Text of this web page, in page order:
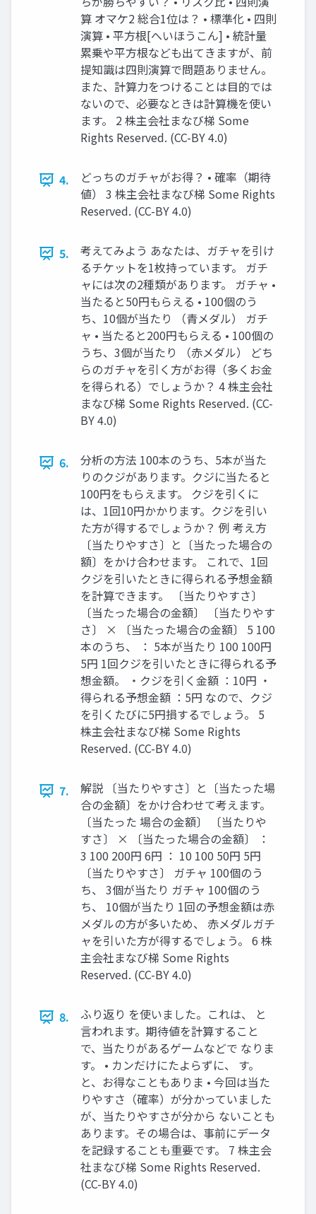
算 オマケ2 総合1位は？ • 標準化 • 四則
演算 • 平方根[へいほうこん] • 統計量
累乗や平方根なども出てきますが、前
提知識は四則演算で問題ありません。
また、計算力をつけることは目的では
ないので、必要なときは計算機を使い
ます。 2 株主会社まなび梯 Some
Rights Reserved. (CC-BY 4.0)
4.
どっちのガチャがお得？ • 確率（期待
値） 3 株主会社まなび梯 Some Rights
Reserved. (CC-BY 4.0)
5.
考えてみよう あなたは、ガチャを引け
るチケットを1枚持っています。 ガチ
ャには次の2種類があります。 ガチャ •
当たると50円もらえる • 100個のう
ち、10個が当たり （青メダル） ガチ
ャ • 当たると200円もらえる • 100個の
うち、3個が当たり （赤メダル） どち
らのガチャを引く方がお得（多くお金
を得られる）でしょうか？ 4 株主会社
まなび梯 Some Rights Reserved. (CC-
BY 4.0)
6.
分析の方法 100本のうち、5本が当た
りのクジがあります。クジに当たると
100円をもらえます。 クジを引くに
は、1回10円かかります。クジを引い
た方が得するでしょうか？ 例 考え方
〔当たりやすさ〕と〔当たった場合の
額〕をかけ合わせます。 これで、1回
クジを引いたときに得られる予想金額
を計算できます。 〔当たりやすさ〕
〔当たった場合の金額〕 〔当たりやす
さ〕 × 〔当たった場合の金額〕 5 100
本のうち、 ： 5本が当たり 100 100円
5円 1回クジを引いたときに得られる予
想金額。 ・クジを引く金額 ：10円 ・
得られる予想金額 ：5円 なので、クジ
を引くたびに5円損するでしょう。 5
株主会社まなび梯 Some Rights
Reserved. (CC-BY 4.0)
7.
解説 〔当たりやすさ〕と〔当たった場
合の金額〕をかけ合わせて考えます。
〔当たった 場合の金額〕 〔当たりや
すさ〕 × 〔当たった場合の金額〕 ：
3 100 200円 6円 ： 10 100 50円 5円
〔当たりやすさ〕 ガチャ 100個のう
ち、 3個が当たり ガチャ 100個のう
ち、 10個が当たり 1回の予想金額は赤
メダルの方が多いため、 赤メダルガチ
ャを引いた方が得するでしょう。 6 株
主会社まなび梯 Some Rights
Reserved. (CC-BY 4.0)
8.
ふり返り を使いました。これは、 と
言われます。期待値を計算すること
で、当たりがあるゲームなどで なりま
す。 • カンだけにたよらずに、 す。
と、お得なこともありま • 今回は当た
りやすさ（確率）が分かっていました
が、当たりやすさが分から ないことも
あります。その場合は、事前にデータ
を記録することも重要です。 7 株主会
社まなび梯 Some Rights Reserved.
(CC-BY 4.0)